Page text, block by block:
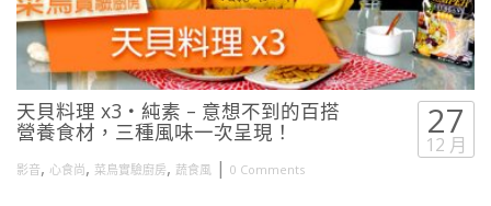
天貝料理 x3・純素 – 意想不到的百搭
營養食材，三種風味一次呈現！
影音, 心食尚, 菜鳥實驗廚房, 蔬食風 | 0 Comments
27
12 月